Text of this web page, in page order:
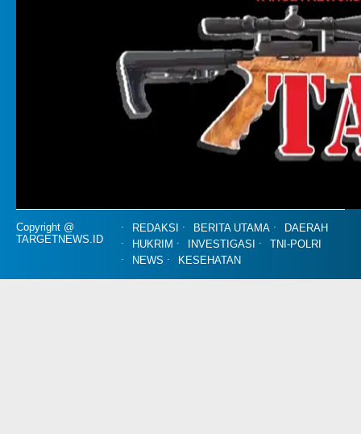
Copyright @
TARGETNEWS.ID
REDAKSI BERITA UTAMA
DAERAH
HUKRIM
INVESTIGASI
TNI-POLRI
NEWS
KESEHATAN